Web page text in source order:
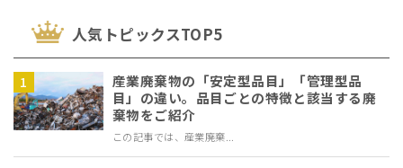
⼈気トピックスTOP5
産業廃棄物の「安定型品目」「管理型品
目」の違い。品目ごとの特徴と該当する廃
棄物をご紹介
この記事では、産業廃棄...